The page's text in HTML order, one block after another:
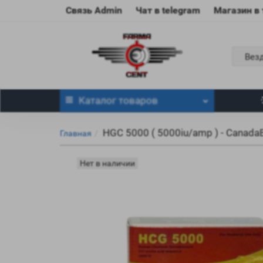
Связь Admin Чат в telegram Магазин в
Каталог товаров
Главная HGC 5000 ( 5000iu/amp ) -
Нет в наличии